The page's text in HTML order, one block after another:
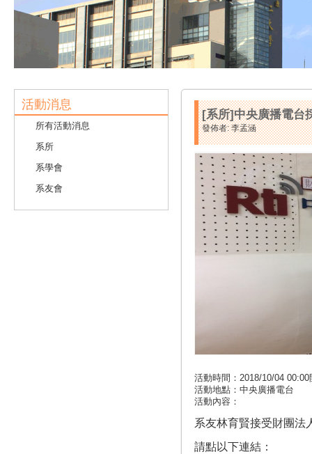
活動消息
所有活動消息
系所
系學會
系友會
[系所]中央廣播電台
發佈者: 李孟涵
活動時間：2018/10/04
活動地點：中央廣播電台
活動內容：
系友林育賢接受財團法
請點以下連結：